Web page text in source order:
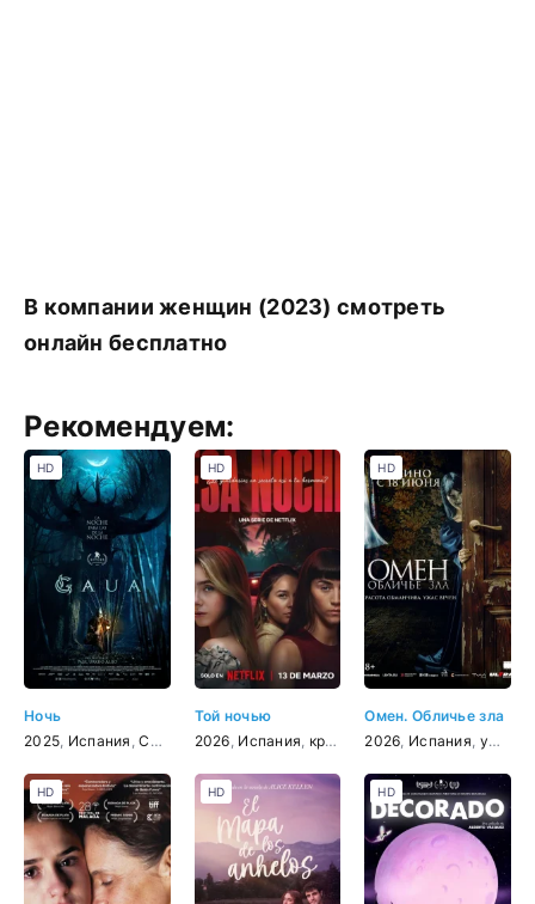
В компании женщин (2023) смотреть
онлайн бесплатно
Рекомендуем:
Ночь
2025 Испания ,США ужасы фэнтези
HD
Той ночью
2026 Испания криминал ,детектив
HD
Омен. Обличье зла
2026 Испания ужасы
HD
HD HD HD